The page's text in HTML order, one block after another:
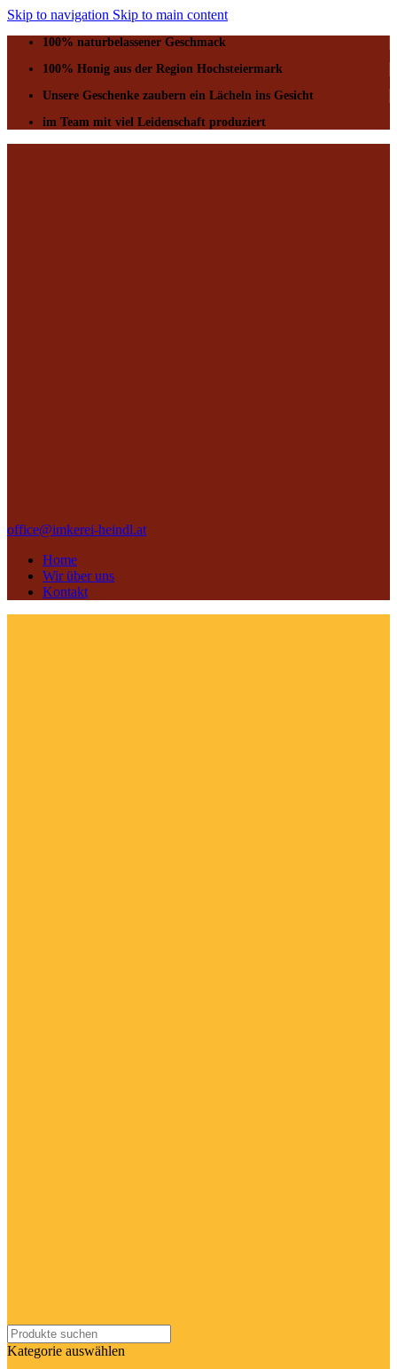
Skip to navigation Skip to main content
100% naturbelassener Geschmack
100% Honig aus der Region Hochsteiermark
Unsere Geschenke zaubern ein Lächeln ins Gesicht
im Team mit viel Leidenschaft produziert
office@imkerei-heindl.at
Home
Wir über uns
Kontakt
Kategorie auswählen